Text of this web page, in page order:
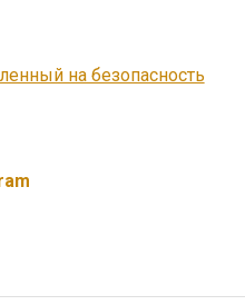
на безопасность